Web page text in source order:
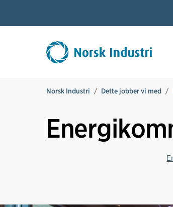
Norsk Industri Dette jobber vi med